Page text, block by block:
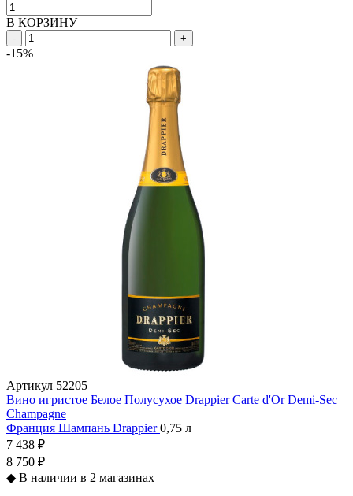
В КОРЗИНУ
- +
-15%
Артикул 52205
Вино игристое Белое Полусухое Drappier Carte d'Or Demi-Sec
Champagne
Франция Шампань Drappier0,75 л
7 438 ₽
8 750 ₽
◆ В наличии в 2 магазинах